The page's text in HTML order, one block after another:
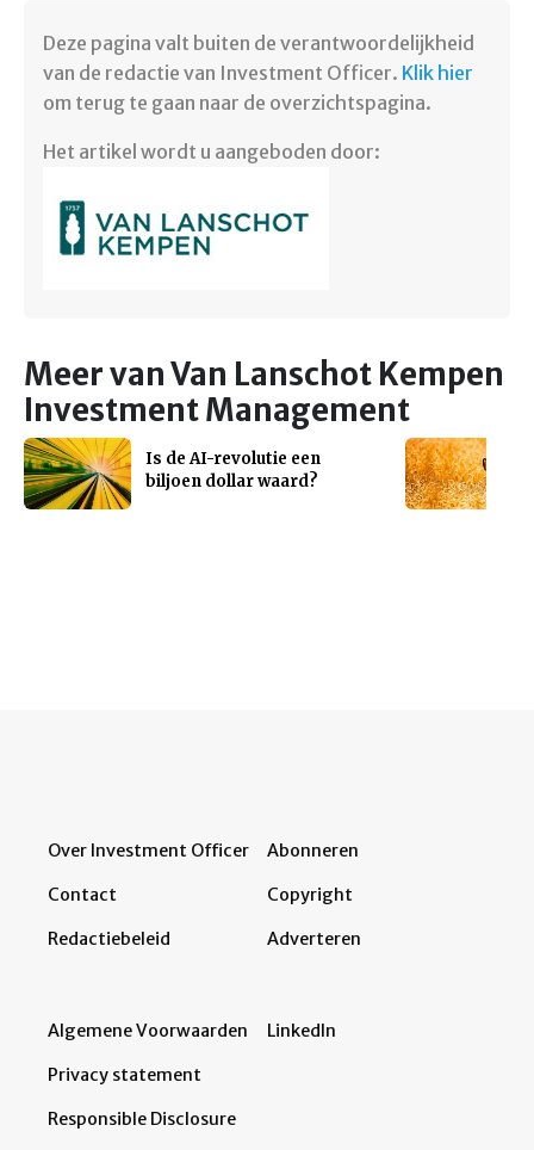
Deze pagina valt buiten de verantwoordelijkheid
van de redactie van Investment Officer. Klik hier
om terug te gaan naar de overzichtspagina.
Het artikel wordt u aangeboden door:
Meer van Van Lanschot Kempen
Investment Management
Is de AI-revolutie een
biljoen dollar waard?
Over Investment Officer
Contact
Redactiebeleid
Abonneren
Copyright
Adverteren
Algemene Voorwaarden
Privacy statement
Responsible Disclosure
LinkedIn